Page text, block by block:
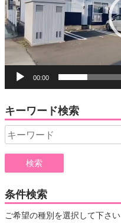
ー
ヤ
ー
00:00
キーワード検索
Search
for:
条件検索
ご希望の種別を選択して下さい